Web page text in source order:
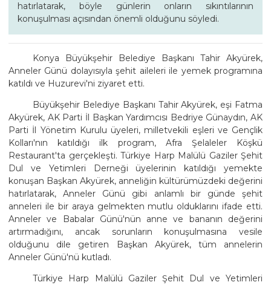
hatırlatarak, böyle günlerin onların sıkıntılarının
konuşulması açısından önemli olduğunu söyledi.
Konya Büyükşehir Belediye Başkanı Tahir Akyürek,
Anneler Günü dolayısıyla şehit aileleri ile yemek programına
katıldı ve Huzurevi'ni ziyaret etti.
Büyükşehir Belediye Başkanı Tahir Akyürek, eşi Fatma
Akyürek, AK Parti İl Başkan Yardımcısı Bedriye Günaydın, AK
Parti İl Yönetim Kurulu üyeleri, milletvekili eşleri ve Gençlik
Kolları'nın katıldığı ilk program, Afra Şelaleler Köşkü
Restaurant'ta gerçekleşti. Türkiye Harp Malülü Gaziler Şehit
Dul ve Yetimleri Derneği üyelerinin katıldığı yemekte
konuşan Başkan Akyürek, anneliğin kültürümüzdeki değerini
hatırlatarak, Anneler Günü gibi anlamlı bir günde şehit
anneleri ile bir araya gelmekten mutlu olduklarını ifade etti.
Anneler ve Babalar Günü'nün anne ve bananın değerini
artırmadığını, ancak sorunların konuşulmasına vesile
olduğunu dile getiren Başkan Akyürek, tüm annelerin
Anneler Günü'nü kutladı.
Türkiye Harp Malülü Gaziler Şehit Dul ve Yetimleri